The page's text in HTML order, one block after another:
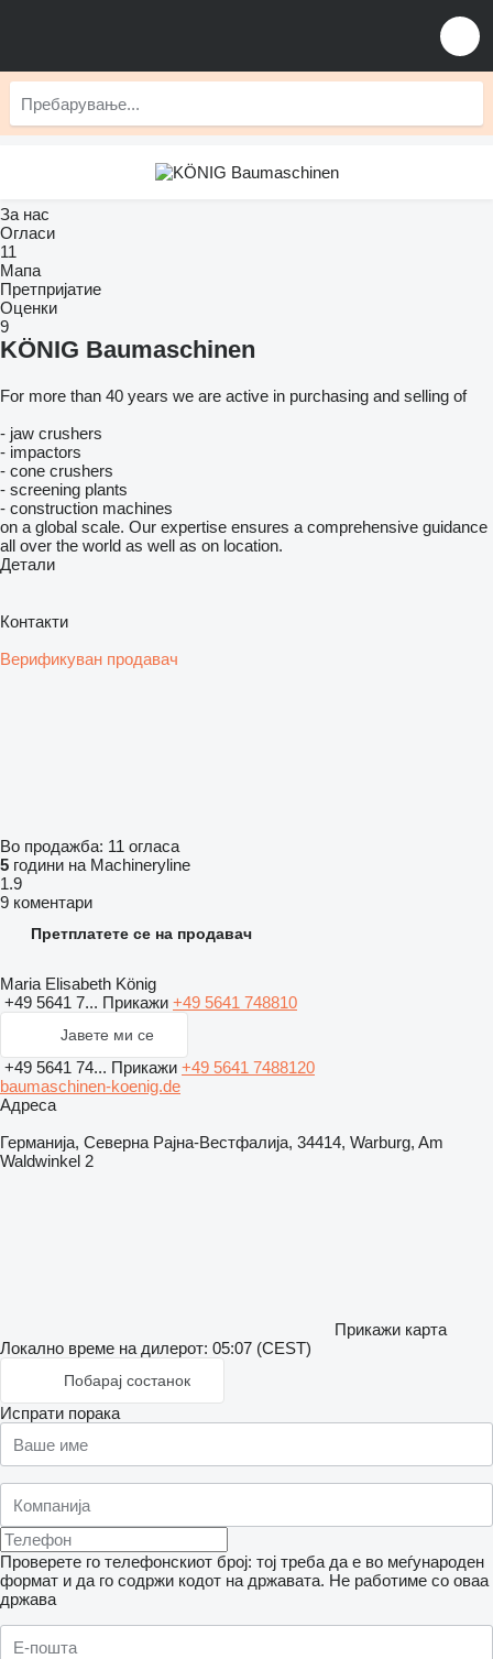
За нас
Огласи
11
Мапа
Претпријатие
Оценки
9
KÖNIG Baumaschinen
For more than 40 years we are active in purchasing and selling of
- jaw crushers
- impactors
- cone crushers
- screening plants
- construction machines
on a global scale. Our expertise ensures a comprehensive guidance
all over the world as well as on location.
Детали
Контакти
Верификуван продавач
Во продажба: 11 огласа
5 години на Machineryline
1.9
9 коментари
Претплатете се на продавач
Maria Elisabeth König
+49 5641 7... Прикажи +49 5641 748810
Јавете ми се
+49 5641 74... Прикажи +49 5641 7488120
baumaschinen-koenig.de
Адреса
Германија, Северна Рајна-Вестфалија, 34414, Warburg, Am
Waldwinkel 2
Прикажи карта
Локално време на дилерот: 05:07 (CEST)
Побарај состанок
Испрати порака
Проверете го телефонскиот број: тој треба да е во меѓународен
формат и да го содржи кодот на државата. Не работиме со оваа
држава